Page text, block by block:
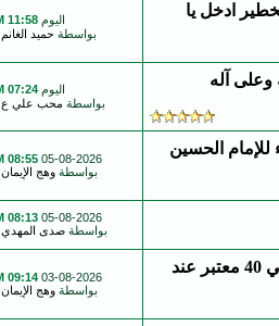
ادخل يا اليوم 11:58 AM
بواسطة حميد الغانم
وعلى آله اليوم 07:24 AM
بواسطة محب علي ع
للإمام الحسين
05-08-2026
08:55 AM
بواسطة وهج الإيمان
05-08-2026
08:13 AM
بواسطة صدى المهدي
المحقق السني د. الزعبي سند روايةزيارة جابر قبر الحسين في 40 معتبر عند
03-08-2026
09:14 AM
بواسطة وهج الإيمان